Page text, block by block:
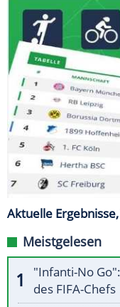
Aktuelle
Meistgelesen
"Infanti-No
des FIFA-Chefs